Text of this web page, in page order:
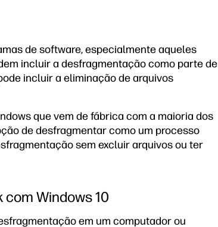
de software, especialmente aqueles
incluir a desfragmentação como parte de
incluir a eliminação de arquivos
que vem de fábrica com a maioria dos
de desfragmentar como um processo
sem excluir arquivos ou ter
Windows 10
em um computador ou